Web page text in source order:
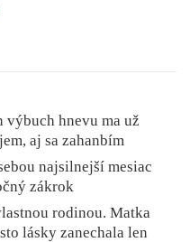
výbuch hnevu ma už
aj sa zahanbím
najsilnejší mesiac
zákrok
rodinou. Matka
lásky zanechala len